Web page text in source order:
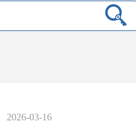
2026-03-16